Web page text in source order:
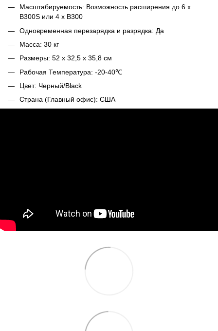
Масштабируемость: Возможность расширения до 6 x
B300S или 4 x B300
Одновременная перезарядка и разрядка: Да
Масса: 30 кг
Размеры: 52 х 32,5 х 35,8 см
Рабочая Температура: -20-40℃
Цвет: Черный/Black
Страна (Главный офис): США